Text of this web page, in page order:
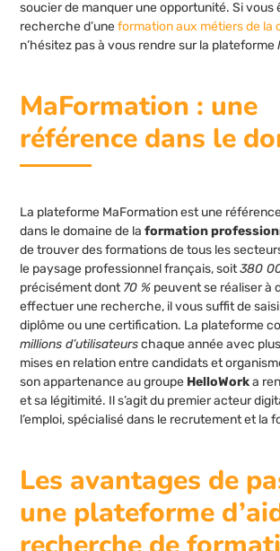
soucier de manquer une opportunité. Si vous
recherche d’uneformation aux métiers de la
n’hésitez pas à vous rendre sur la plateforme
MaFormation : une
référence dans le
La plateforme MaFormation est une
dans le domaine de laformation
de trouver des formations de tous les
le paysage professionnel français, soit380
précisément dont70 % peuvent se réaliser à
effectuer une recherche, il vous suffit de
diplôme ou une certification. La plateforme
millions d’utilisateurschaque année avec
mises en relation entre candidats et
son appartenance au groupe HelloWorka
et sa légitimité. Il s’agit du premier acteur
l’emploi, spécialisé dans le recrutement et la
Les avantages de
une plateforme